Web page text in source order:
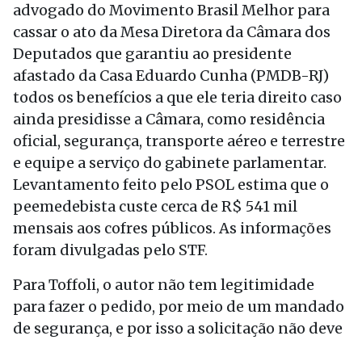
advogado do Movimento Brasil Melhor para
cassar o ato da Mesa Diretora da Câmara dos
Deputados que garantiu ao presidente
afastado da Casa Eduardo Cunha (PMDB-RJ)
todos os benefícios a que ele teria direito caso
ainda presidisse a Câmara, como residência
oficial, segurança, transporte aéreo e terrestre
e equipe a serviço do gabinete parlamentar.
Levantamento feito pelo PSOL estima que o
peemedebista custe cerca de R$ 541 mil
mensais aos cofres públicos. As informações
foram divulgadas pelo STF.
Para Toffoli, o autor não tem legitimidade
para fazer o pedido, por meio de um mandado
de segurança, e por isso a solicitação não deve